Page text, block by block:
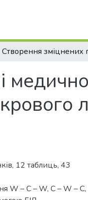
12 таблиць, 43
W – C – W, C – W – C,